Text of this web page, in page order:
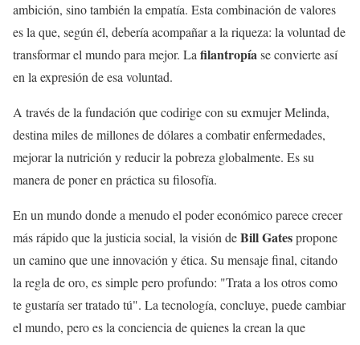
ambición, sino también la empatía. Esta combinación de valores
es la que, según él, debería acompañar a la riqueza: la voluntad de
transformar el mundo para mejor. Lafilantropíase convierte así
en la expresión de esa voluntad.
A través de la fundación que codirige con su exmujer Melinda,
destina miles de millones de dólares a combatir enfermedades,
mejorar la nutrición y reducir la pobreza globalmente. Es su
manera de poner en práctica su filosofía.
En un mundo donde a menudo el poder económico parece crecer
más rápido que la justicia social, la visión deBill Gatespropone
un camino que une innovación y ética. Su mensaje final, citando
la regla de oro, es simple pero profundo: "Trata a los otros como
te gustaría ser tratado tú". La tecnología, concluye, puede cambiar
el mundo, pero es la conciencia de quienes la crean la que